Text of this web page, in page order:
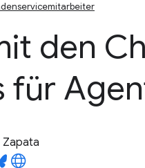
den
für
Zapata